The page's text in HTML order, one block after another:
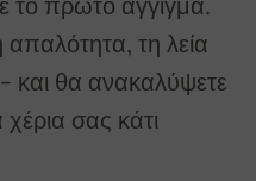
απαλότητα, τη λεία
και θα ανακαλύψετε
σας κάτι